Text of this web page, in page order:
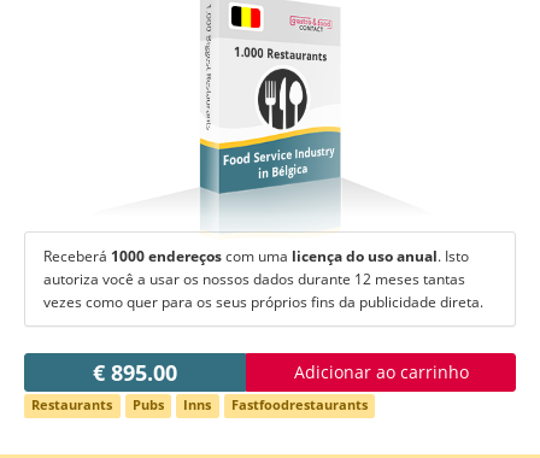
Français
Português
1.000 Biggest Restaurants 1.000 Restaurants
Food Service Industry
in Bélgica
Receberá 1000 endereçoscom uma licença do uso anual. Isto
autoriza você a usar os nossos dados durante 12 meses tantas
vezes como quer para os seus próprios fins da publicidade direta.
€ 895.00 Adicionar ao carrinho
Restaurants Pubs Inns Fastfoodrestaurants